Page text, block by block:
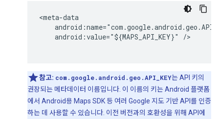
<meta-data
    android:value="${MAPS_API_KEY}" />
참고: com.google.android.geo.API_KEY는 API 키의
권장되는 메타데이터 이름입니다. 이 이름의 키는 Android 플랫폼
에서 Android용 Maps SDK 등 여러 Google 지도 기반 API를 인증
하는 데 사용할 수 있습니다. 이전 버전과의 호환성을 위해 API에